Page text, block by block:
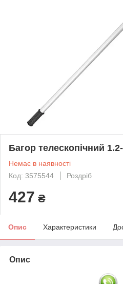
Багор телескопічний
Немає в наявності
Код: 3575544
Роздріб
427 ₴
Опис Характеристики
Опис